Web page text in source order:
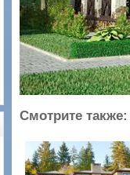
Смотрите также: